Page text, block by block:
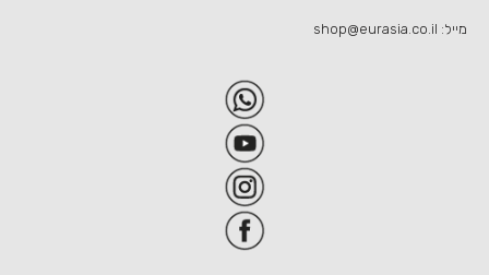
מייל: shop@eurasia.co.il